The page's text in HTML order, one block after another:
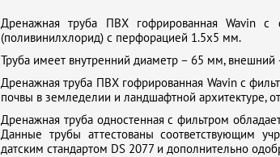
Дренажная труба ПВХ гофрированная Wavin
(поливинилхлорид) с перфорацией 1.5х5 мм.
Труба имеет внутренний диаметр – 65 мм,
Дренажная труба ПВХ гофрированная Wavin с
почвы в земледелии и ландшафтной архитектуре,
Дренажная труба одностенная с фильтром
Данные трубы аттестованы соответствующим
датским стандартом DS 2077 и дополнительно